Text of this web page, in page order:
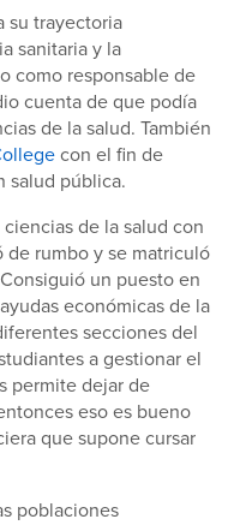
su trayectoria
sanitaria y la
como responsable de
cuenta de que podía
de la salud. También
con el fin de
salud pública.
de la salud con
de rumbo y se matriculó
un puesto en
económicas de la
secciones del
a gestionar el
permite dejar de
eso es bueno
que supone cursar
poblaciones